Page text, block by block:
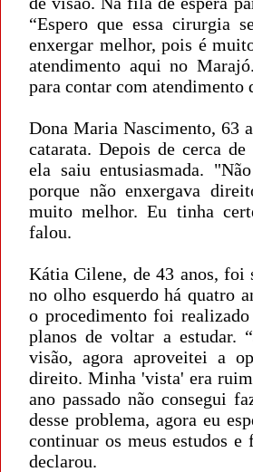
“Espero que essa cirurgia
enxergar melhor, pois é
atendimento aqui no
para contar com
Dona Maria Nascimento, 63
catarata. Depois de cerca
ela saiu entusiasmada.
porque não enxergava
muito melhor. Eu tinha
falou.
Kátia Cilene, de 43 anos,
no olho esquerdo há quatro
o procedimento foi
planos de voltar a estudar.
visão, agora aproveitei a
direito. Minha 'vista' era
ano passado não consegui
desse problema, agora eu
continuar os meus estudos e
declarou.